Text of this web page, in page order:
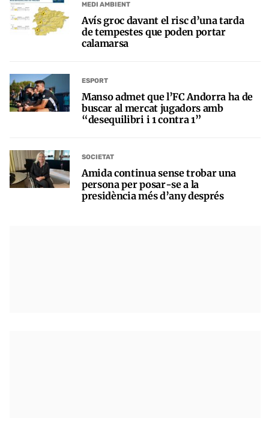
MEDI AMBIENT
Avís groc davant el risc d’una tarda
de tempestes que poden portar
calamarsa
ESPORT
Manso admet que l’FC Andorra ha de
buscar al mercat jugadors amb
“desequilibri i 1 contra 1”
SOCIETAT
Amida continua sense trobar una
persona per posar-se a la
presidència més d’any després